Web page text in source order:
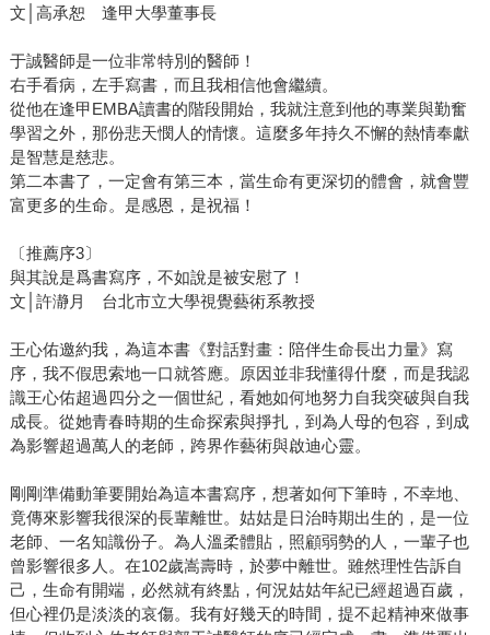
文│高承恕 逢甲大學董事長
于誠醫師是一位非常特別的醫師！
右手看病，左手寫書，而且我相信他會繼續。
從他在逢甲EMBA讀書的階段開始，我就注意到他的專業與勤奮
學習之外，那份悲天憫人的情懷。這麼多年持久不懈的熱情奉獻
是智慧是慈悲。
第二本書了，一定會有第三本，當生命有更深切的體會，就會豐
富更多的生命。是感恩，是祝福！
〔推薦序3〕
與其說是爲書寫序，不如說是被安慰了！
文│許瀞月 台北市立大學視覺藝術系教授
王心佑邀約我，為這本書《對話對畫：陪伴生命長出力量》寫
序，我不假思索地一口就答應。原因並非我懂得什麼，而是我認
識王心佑超過四分之一個世紀，看她如何地努力自我突破與自我
成長。從她青春時期的生命探索與掙扎，到為人母的包容，到成
為影響超過萬人的老師，跨界作藝術與啟迪心靈。
剛剛準備動筆要開始為這本書寫序，想著如何下筆時，不幸地、
竟傳來影響我很深的長輩離世。姑姑是日治時期出生的，是一位
老師、一名知識份子。為人溫柔體貼，照顧弱勢的人，一輩子也
曾影響很多人。在102歲嵩壽時，於夢中離世。雖然理性告訴自
己，生命有開端，必然就有終點，何況姑姑年紀已經超過百歲，
但心裡仍是淡淡的哀傷。我有好幾天的時間，提不起精神來做事